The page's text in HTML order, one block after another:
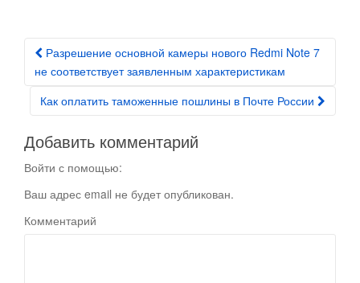
Post navigation
Разрешение основной камеры нового Redmi Note 7
не соответствует заявленным характеристикам
Как оплатить таможенные пошлины в Почте России
Добавить комментарий
Войти с помощью:
Ваш адрес email не будет опубликован.
Комментарий